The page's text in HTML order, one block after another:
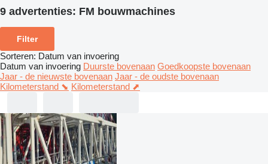
9 advertenties: FM bouwmachines
Filter
Sorteren: Datum van invoering
Datum van invoering Duurste bovenaan Goedkoopste bovenaan
Jaar - de nieuwste bovenaan Jaar - de oudste bovenaan
Kilometerstand ⬊ Kilometerstand ⬈